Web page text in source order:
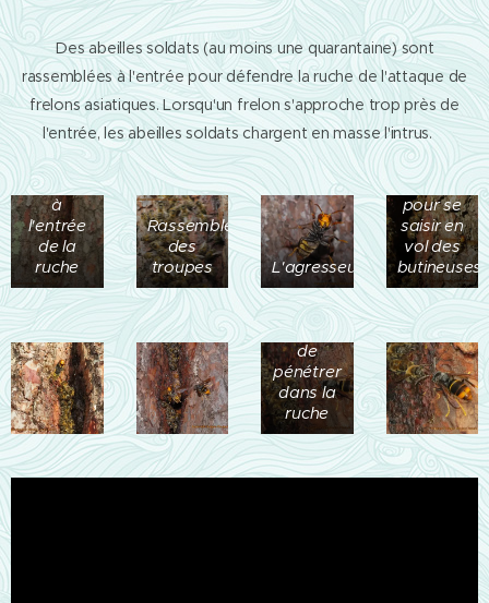
Des abeilles soldats (au moins une quarantaine) sont
rassemblées à l'entrée pour défendre la ruche de l'attaque de
frelons asiatiques. Lorsqu'un frelon s'approche trop près de
l'entrée, les abeilles soldats chargent en masse l'intrus.
Armée
de
défense
à
l'entrée
de la
ruche
Rassemblement
des
troupes
L'agresseur
Frelon
en vol à
l'entrée
pour se
saisir en
vol des
butineuses
Individus
tentant
de
pénétrer
dans la
ruche